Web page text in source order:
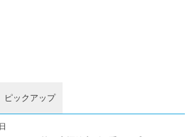
ピックアップ